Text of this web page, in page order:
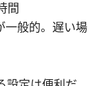
間
一般的。遅い場